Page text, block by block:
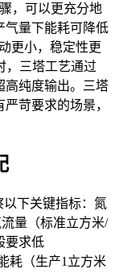
，可以更充分地
气量下能耗可降低
更小，稳定性更
，三塔工艺通过
高纯度输出。三塔
苛要求的场景，
以下关键指标：氮
量（标准立方米/
要求低
耗（生产1立方米